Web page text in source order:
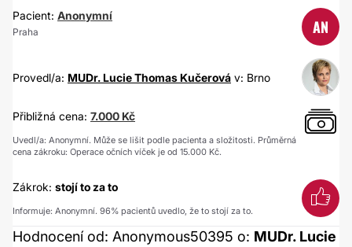
Pacient: Anonymní
Praha AN
Provedl/a: MUDr. Lucie Thomas Kučerová v: Brno
Přibližná cena: 7.000 Kč
Uvedl/a: Anonymní. Může se lišit podle pacienta a složitosti. Průměrná
cena zákroku: Operace očních víček je od 15.000 Kč.
Zákrok: stojí to za to
Informuje: Anonymní. 96% pacientů uvedlo, že to stojí za to.
Hodnocení od: Anonymous50395 o: MUDr. Lucie